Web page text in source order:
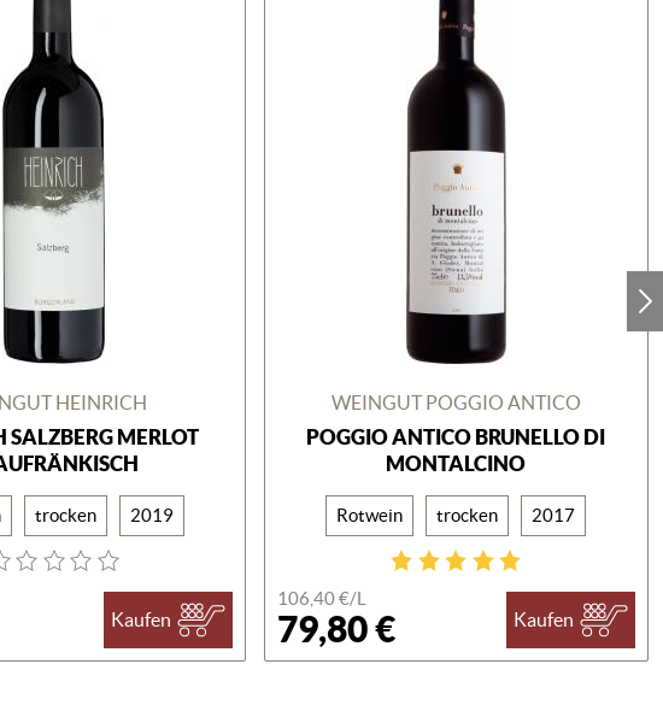
HEINRICH
SALZBERG MERLOT
trocken 2019
Kaufen
WEINGUT POGGIO ANTICO
POGGIO ANTICO BRUNELLO DI
MONTALCINO
Rotwein trocken 2017
106,40 €/L
79,80 € Kaufen